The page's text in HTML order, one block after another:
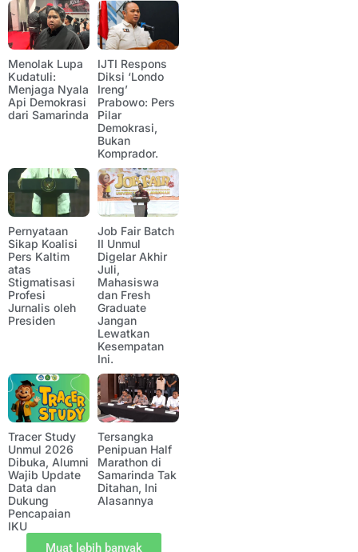
Menolak Lupa
Kudatuli:
Menjaga Nyala
Api Demokrasi
dari Samarinda
IJTI Respons
Diksi ‘Londo
Ireng’
Prabowo: Pers
Pilar
Demokrasi,
Bukan
Komprador.
Pernyataan
Sikap Koalisi
Pers Kaltim
atas
Stigmatisasi
Profesi
Jurnalis oleh
Presiden
Job Fair Batch
II Unmul
Digelar Akhir
Juli,
Mahasiswa
dan Fresh
Graduate
Jangan
Lewatkan
Kesempatan
Ini.
Tracer Study
Unmul 2026
Dibuka, Alumni
Wajib Update
Data dan
Dukung
Pencapaian
IKU
Tersangka
Penipuan Half
Marathon di
Samarinda Tak
Ditahan, Ini
Alasannya
Muat lebih banyak